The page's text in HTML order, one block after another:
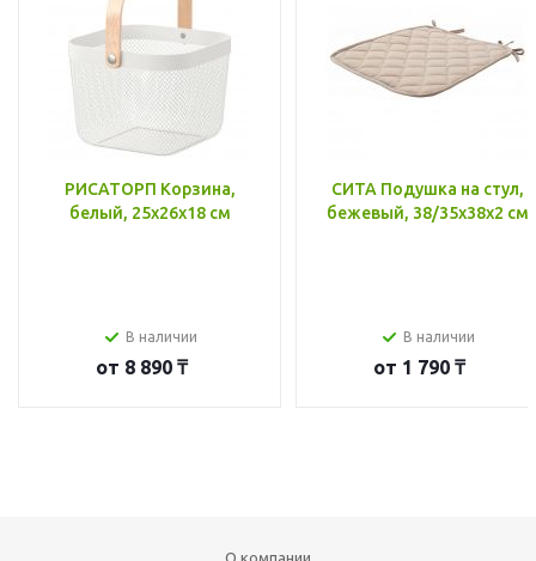
РИСАТОРП Корзина,
белый, 25x26x18 см
В наличии
от 8 890 ₸
СИТА Подушка на стул,
бежевый, 38/35x38x2 см
В наличии
от 1 790 ₸
О компании